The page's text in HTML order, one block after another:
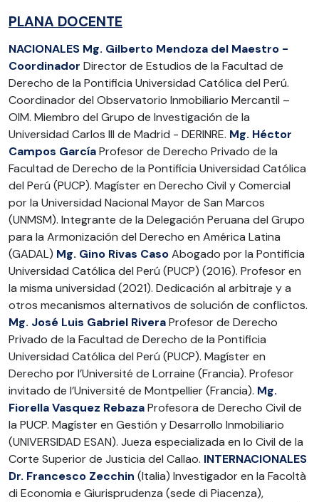
PLANA DOCENTE
NACIONALES Mg. Gilberto Mendoza del Maestro -
Coordinador Director de Estudios de la Facultad de
Derecho de la Pontificia Universidad Católica del Perú.
Coordinador del Observatorio Inmobiliario Mercantil –
OIM. Miembro del Grupo de Investigación de la
Universidad Carlos III de Madrid - DERINRE. Mg. Héctor
Campos GarcíaProfesor de Derecho Privado de la
Facultad de Derecho de la Pontificia Universidad Católica
del Perú (PUCP). Magíster en Derecho Civil y Comercial
por la Universidad Nacional Mayor de San Marcos
(UNMSM). Integrante de la Delegación Peruana del Grupo
para la Armonización del Derecho en América Latina
(GADAL) Mg. Gino Rivas CasoAbogado por la Pontificia
Universidad Católica del Perú (PUCP) (2016). Profesor en
la misma universidad (2021). Dedicación al arbitraje y a
otros mecanismos alternativos de solución de conflictos.
Mg. José Luis Gabriel RiveraProfesor de Derecho
Privado de la Facultad de Derecho de la Pontificia
Universidad Católica del Perú (PUCP). Magíster en
Derecho por l’Université de Lorraine (Francia). Profesor
invitado de l’Université de Montpellier (Francia). Mg.
Fiorella Vasquez RebazaProfesora de Derecho Civil de
la PUCP. Magíster en Gestión y Desarrollo Inmobiliario
(UNIVERSIDAD ESAN). Jueza especializada en lo Civil de la
Corte Superior de Justicia del Callao. INTERNACIONALES
Dr. Francesco Zecchin (Italia) Investigador en la Facoltà
di Economia e Giurisprudenza (sede di Piacenza),